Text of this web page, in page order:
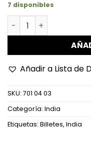
7 disponibles
India - P91i - 100
Añadir a Lista de
SKU: 701 04 03
Categoría: India
Etiquetas: Billetes, India